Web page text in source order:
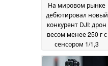
На мировом рынке
дебютировал новый
конкурент DJI: дрон
весом менее 250 г с
сенсором 1/1,3
дюйма и
поддержкой 4K60